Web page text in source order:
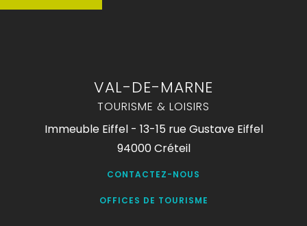
VAL-DE-MARNE
TOURISME & LOISIRS
Immeuble Eiffel - 13-15 rue Gustave Eiffel
94000 Créteil
CONTACTEZ-NOUS
OFFICES DE TOURISME